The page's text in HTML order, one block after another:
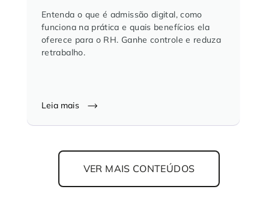
Entenda o que é admissão digital, como
funciona na prática e quais benefícios ela
oferece para o RH. Ganhe controle e reduza
retrabalho.
Leia mais
VER MAIS CONTEÚDOS